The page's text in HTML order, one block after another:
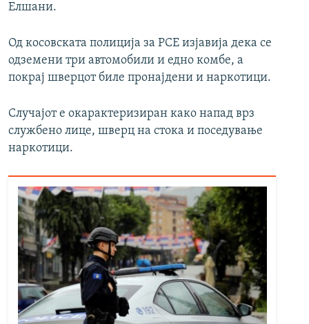
Елшани.
Од косовската полиција за РСЕ изјавија дека се
одземени три автомобили и едно комбе, а
покрај шверцот биле пронајдени и наркотици.
Случајот е окарактеризиран како напад врз
службено лице, шверц на стока и поседување
наркотици.